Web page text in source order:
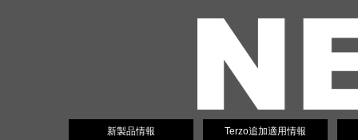
新製品情報 Terzo追加適用情報